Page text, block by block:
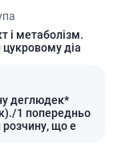
і метаболізм.
діа
деглюдек*
1 попередньо
що е